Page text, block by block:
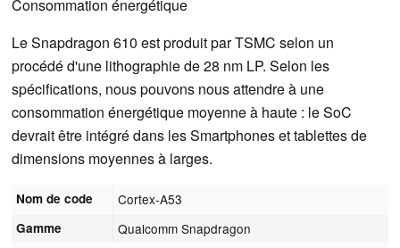
Consommation énergétique
Le Snapdragon 610 est produit par TSMC selon un
procédé d'une lithographie de 28 nm LP. Selon les
spécifications, nous pouvons nous attendre à une
consommation énergétique moyenne à haute : le SoC
devrait être intégré dans les Smartphones et tablettes de
dimensions moyennes à larges.
Nom de code Cortex-A53
Gamme Qualcomm Snapdragon